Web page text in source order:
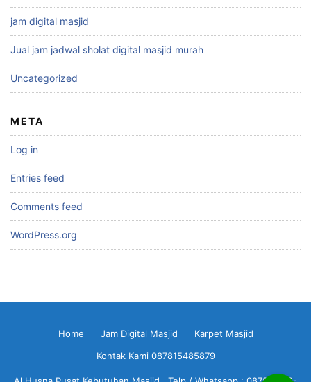
jam digital masjid
Jual jam jadwal sholat digital masjid murah
Uncategorized
META
Log in
Entries feed
Comments feed
WordPress.org
Home Jam Digital Masjid
Karpet Masjid
Kontak Kami 087815485879